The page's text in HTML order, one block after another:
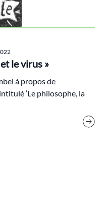
le virus »
à propos de
‘Le philosophe, la